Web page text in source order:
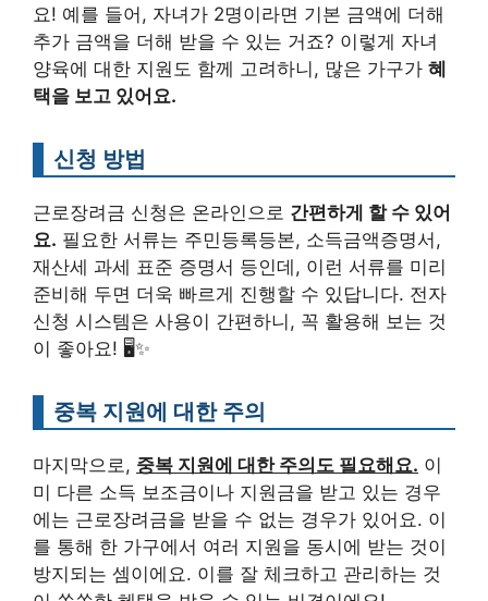
요! 예를 들어, 자녀가 2명이라면 기본 금액에 더해
추가 금액을 더해 받을 수 있는 거죠? 이렇게 자녀
양육에 대한 지원도 함께 고려하니, 많은 가구가 혜
택을 보고 있어요.
신청 방법
근로장려금 신청은 온라인으로 간편하게 할 수 있어
요. 필요한 서류는 주민등록등본, 소득금액증명서,
재산세 과세 표준 증명서 등인데, 이런 서류를 미리
준비해 두면 더욱 빠르게 진행할 수 있답니다. 전자
신청 시스템은 사용이 간편하니, 꼭 활용해 보는 것
이 좋아요! 🖥️✨
중복 지원에 대한 주의
마지막으로, 중복 지원에 대한 주의도 필요해요. 이
미 다른 소득 보조금이나 지원금을 받고 있는 경우
에는 근로장려금을 받을 수 없는 경우가 있어요. 이
를 통해 한 가구에서 여러 지원을 동시에 받는 것이
방지되는 셈이에요. 이를 잘 체크하고 관리하는 것